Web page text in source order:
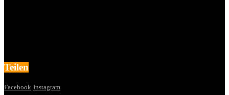
Teilen
Facebook Instagram